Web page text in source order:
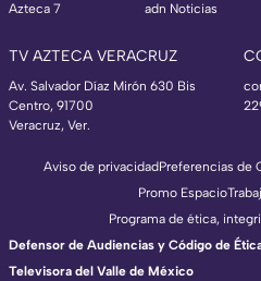
Azteca 7
adn Noticias
TV AZTECA VERACRUZ
Av. Salvador Díaz Mirón 630 Bis
Centro, 91700
Veracruz, Ver.
Aviso de privacidadPreferencias de
Promo Espacio
Programa de ética,
Defensor de Audiencias y Código de
Televisora del Valle de México